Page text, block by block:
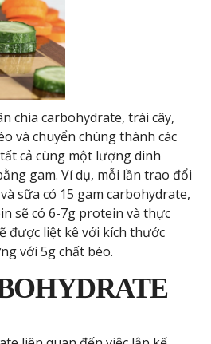
chia carbohydrate, trái cây,
và chuyển chúng thành các
cả cùng một lượng dinh
gam. Ví dụ, mỗi lần trao đổi
sữa có 15 gam carbohydrate,
sẽ có 6-7g protein và thực
được liệt kê với kích thước
với 5g chất béo.